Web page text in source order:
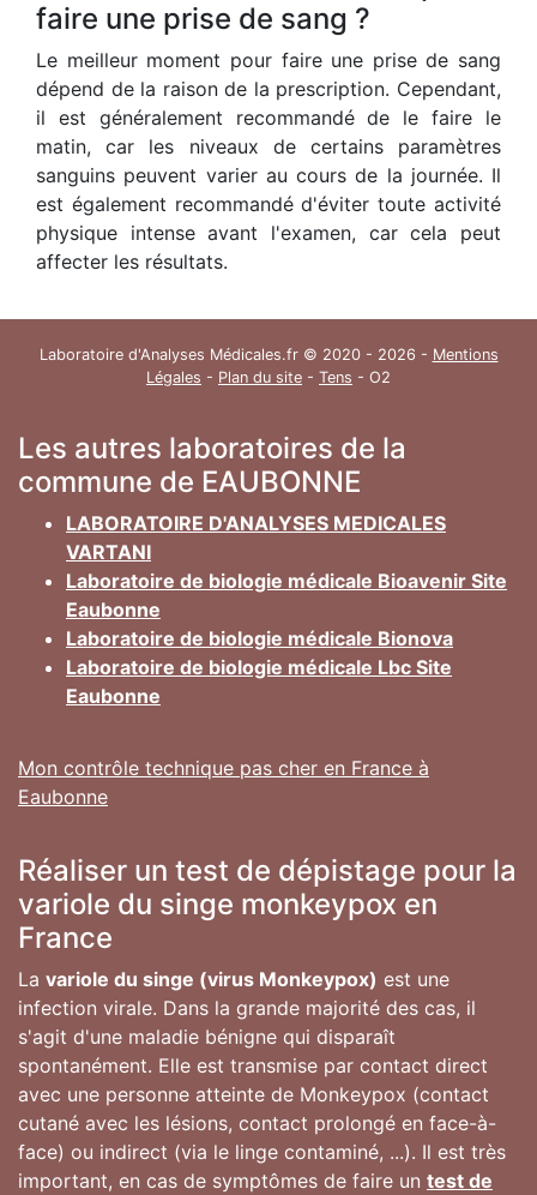
faire une prise de sang ?
Le meilleur moment pour faire une prise de sang
dépend de la raison de la prescription. Cependant,
il est généralement recommandé de le faire le
matin, car les niveaux de certains paramètres
sanguins peuvent varier au cours de la journée. Il
est également recommandé d'éviter toute activité
physique intense avant l'examen, car cela peut
affecter les résultats.
Laboratoire d'Analyses Médicales.fr © 2020 - 2026 - Mentions
Légales - Plan du site - Tens - O2
Les autres laboratoires de la
commune de EAUBONNE
LABORATOIRE D'ANALYSES MEDICALES
VARTANI
Laboratoire de biologie médicale Bioavenir Site
Eaubonne
Laboratoire de biologie médicale Bionova
Laboratoire de biologie médicale Lbc Site
Eaubonne
Mon contrôle technique pas cher en France à
Eaubonne
Réaliser un test de dépistage pour la
variole du singe monkeypox en
France
La variole du singe (virus Monkeypox) est une
infection virale. Dans la grande majorité des cas, il
s'agit d'une maladie bénigne qui disparaît
spontanément. Elle est transmise par contact direct
avec une personne atteinte de Monkeypox (contact
cutané avec les lésions, contact prolongé en face-à-
face) ou indirect (via le linge contaminé, ...). Il est très
important, en cas de symptômes de faire un test de